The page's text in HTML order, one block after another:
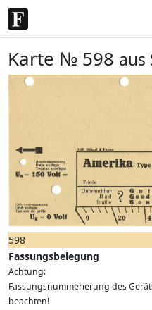
Karte № 598 aus
598
Fassungsbelegung
Achtung:
Fassungsnummerierung des
beachten!